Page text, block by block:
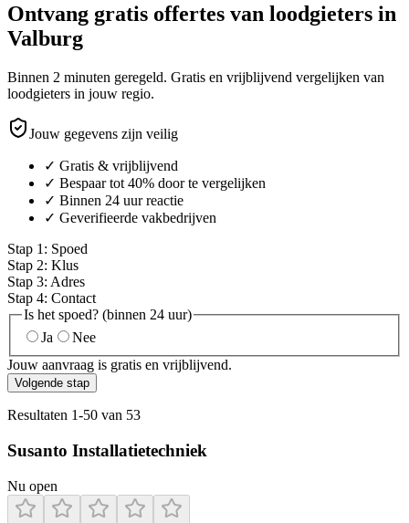
Ontvang gratis offertes van loodgieters in
Valburg
Binnen 2 minuten geregeld. Gratis en vrijblijvend vergelijken van
loodgieters in jouw regio.
Jouw gegevens zijn veilig
✓ Gratis & vrijblijvend
✓ Bespaar tot 40% door te vergelijken
✓ Binnen 24 uur reactie
✓ Geverifieerde vakbedrijven
Stap 1 : Spoed
Stap 2: Klus
Stap 3: Adres
Stap 4: Contact
Is het spoed? (binnen 24 uur)
Ja
Nee
Jouw aanvraag is gratis en vrijblijvend.
Volgende stap
Resultaten 1-50 van 53
Susanto Installatietechniek
Nu open